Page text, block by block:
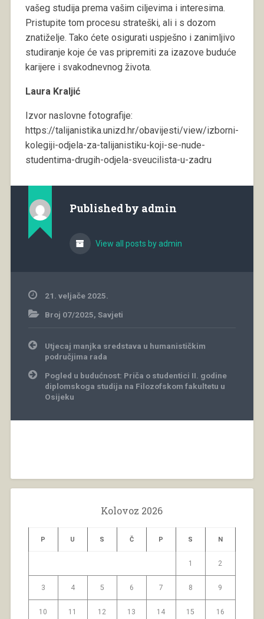
vašeg studija prema vašim ciljevima i interesima.
Pristupite tom procesu strateški, ali i s dozom
znatiželje. Tako ćete osigurati uspješno i zanimljivo
studiranje koje će vas pripremiti za izazove buduće
karijere i svakodnevnog života.
Laura Kraljić
Izvor naslovne fotografije:
https://talijanistika.unizd.hr/obavijesti/view/izborni-
kolegiji-odjela-za-talijanistiku-koji-se-nude-
studentima-drugih-odjela-sveucilista-u-zadru
Published by admin
View all posts by admin
21. veljače 2025.
Broj 07/2025, Savjeti
Navigacija
objava
Utjecaj manjka sredstava u humanističkim
područjima rada
Pogled u budućnost: Priča o studentici II. godine
diplomskoga studija na Filozofskom fakultetu u
Osijeku
Kolovoz 2026
P U S Č P S N
1 2
3 4 5 6 7 8 9
10 11 12 13 14 15 16